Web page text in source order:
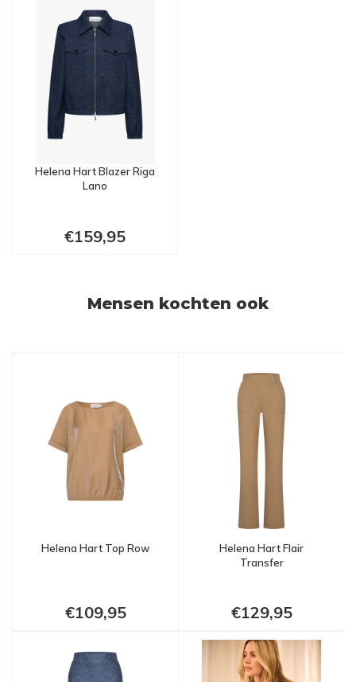
Helena Hart Blazer Riga
Lano
€159,95
Mensen kochten ook
Helena Hart Top Row
€109,95
Helena Hart Flair
Transfer
€129,95